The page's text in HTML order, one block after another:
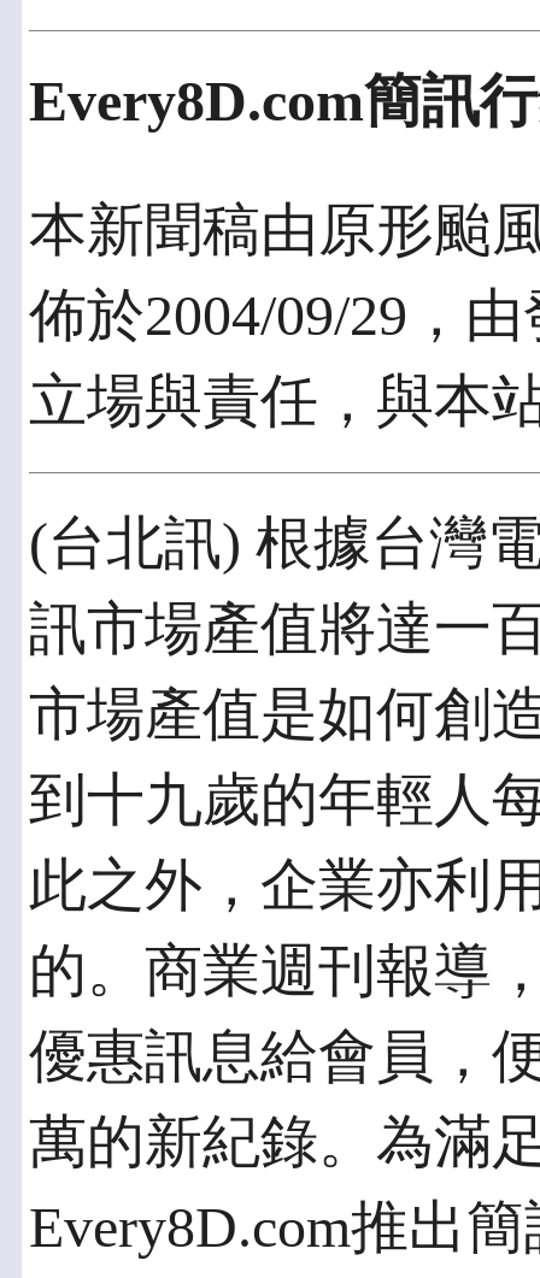
Every8D.com簡訊
本新聞稿由原形颱
佈於2004/09/29，
立場與責任，與本
(台北訊) 根據台灣
訊市場產值將達一
市場產值是如何創
到十九歲的年輕人
此之外，企業亦利
的。商業週刊報導
優惠訊息給會員，
萬的新紀錄。為滿
Every8D.com推出